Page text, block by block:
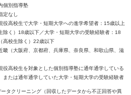
個別指導塾
定なし
役高校生で大学・短期大学への進学希望者：15歳以上
除く）18歳以下／大学・短期大学の受験経験者：18
高校生除く）22歳以下
畿（大阪府、京都府、兵庫県、奈良県、和歌山県、滋
役高校生を対象とした個別指導塾に通年通学している
または通年通学していた大学・短期大学の受験経験者
タクリーニング（回収したデータから不正回答や異